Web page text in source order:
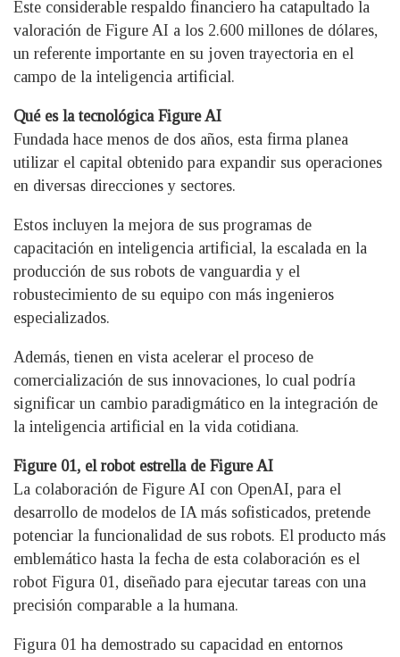
Este considerable respaldo financiero ha catapultado la
valoración de Figure AI a los 2.600 millones de dólares,
un referente importante en su joven trayectoria en el
campo de la inteligencia artificial.
Qué es la tecnológica Figure AI
Fundada hace menos de dos años, esta firma planea
utilizar el capital obtenido para expandir sus operaciones
en diversas direcciones y sectores.
Estos incluyen la mejora de sus programas de
capacitación en inteligencia artificial, la escalada en la
producción de sus robots de vanguardia y el
robustecimiento de su equipo con más ingenieros
especializados.
Además, tienen en vista acelerar el proceso de
comercialización de sus innovaciones, lo cual podría
significar un cambio paradigmático en la integración de
la inteligencia artificial en la vida cotidiana.
Figure 01, el robot estrella de Figure AI
La colaboración de Figure AI con OpenAI, para el
desarrollo de modelos de IA más sofisticados, pretende
potenciar la funcionalidad de sus robots. El producto más
emblemático hasta la fecha de esta colaboración es el
robot Figura 01, diseñado para ejecutar tareas con una
precisión comparable a la humana.
Figura 01 ha demostrado su capacidad en entornos